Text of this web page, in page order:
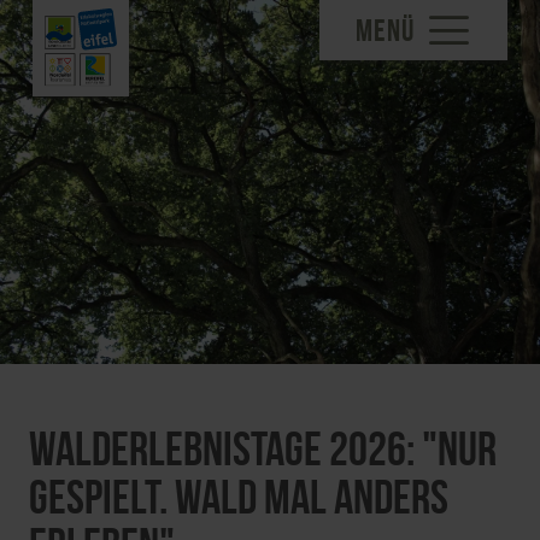
MENÜ
Walderlebnistage 2026: "Nur
gespielt. Wald mal anders